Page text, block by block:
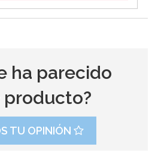
ha parecido
producto?
TU OPINIÓN